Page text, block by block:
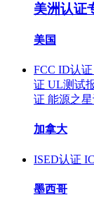
美洲认证
美国
FCC ID认证
证 UL测试
证 能源之
加拿大
ISED认证
墨西哥